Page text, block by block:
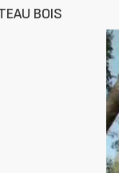
BOIS